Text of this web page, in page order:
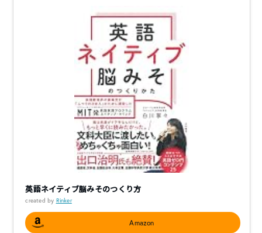
英語ネイティブ脳みそのつくり方
created by Rinker
Amazon